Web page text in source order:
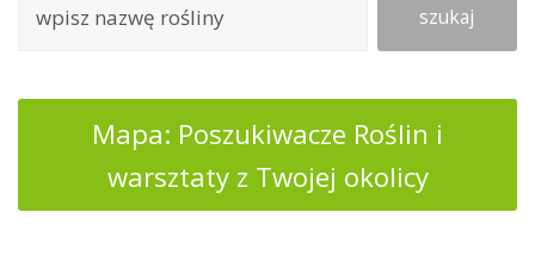
szukaj
Mapa: Poszukiwacze Roślin i
warsztaty z Twojej okolicy